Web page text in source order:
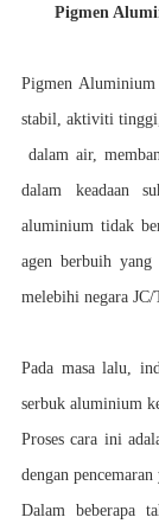
Pigmen
Pigmen
stabil, aktiviti
dalam air,
dalam keadaan
aluminium tidak
agen berbuih
melebihi negara
Pada masa lalu,
serbuk aluminium
Proses cara ini
dengan
Dalam beberapa